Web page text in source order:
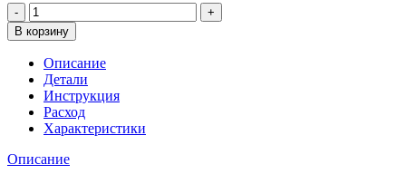
Количество
товара
Смесь
кладочная
цветная
PERFEKTA
Линкер
Эксперт,
Вишневый,
25кг
В корзину
Описание
Детали
Инструкция
Расход
Характеристики
Описание